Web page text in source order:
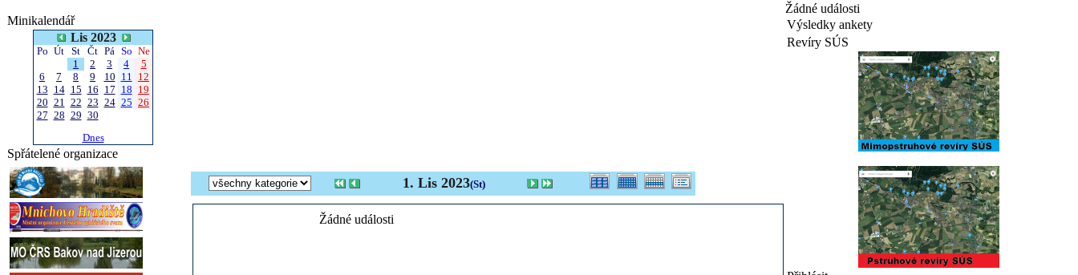
Minikalendář
Lis 2023
Po Út St Čt Pá So Ne
1
2 3 4
5
6
7 8 9 10 11 12
13 14 15 16 17 18 19
20 21 22 23 24 25 26
27 28 29 30
Dnes
Spřátelené organizace
1. Lis 2023(St)
Žádné události
Žádné události
Výsledky ankety
Revíry SÚS